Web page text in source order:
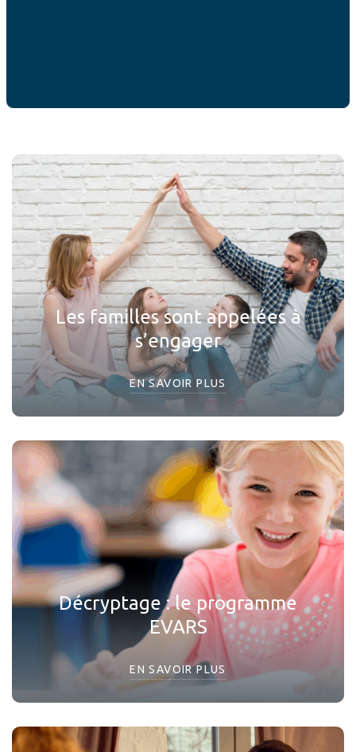
Les familles sont appelées à
s’engager
EN SAVOIR PLUS
Décryptage : le programme
EVARS
EN SAVOIR PLUS